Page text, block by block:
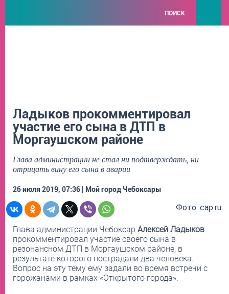
ПОИСК
Ладыков прокомментировал
участие его сына в ДТП в
Моргаушском районе
Глава администрации не стал ни подтверждать, ни
отрицать вину его сына в аварии
26 июля 2019, 07:36 | Мой город Чебоксары
Фото: cap.ru
Глава администрации Чебоксар Алексей Ладыков
прокомментировал участие своего сына в
резонансном ДТП в Моргаушском районе, в
результате которого пострадали два человека.
Вопрос на эту тему ему задали во время встречи с
горожанами в рамках «Открытого города».